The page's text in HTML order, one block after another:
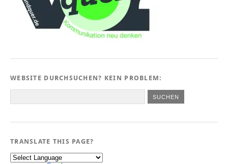
WEBSITE DURCHSUCHEN? KEIN PROBLEM:
TRANSLATE THIS PAGE?